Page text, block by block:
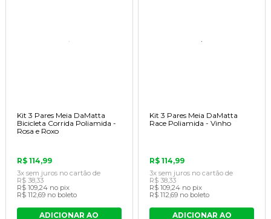
Kit 3 Pares Meia DaMatta
Bicicleta Corrida Poliamida -
Rosa e Roxo
R$ 114,99
3x sem juros no cartãode
R$ 38,33
R$ 109,24 no pix
R$ 112,69 no boleto
ADICIONAR AO
Kit 3 Pares Meia DaMatta
Race Poliamida - Vinho
R$ 114,99
3x sem juros no cartão de
R$ 38,33
R$ 109,24 no pix
R$ 112,69 no boleto
ADICIONAR AO